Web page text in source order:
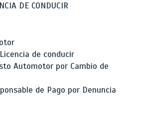
DE CONDUCIR
de conducir
Automotor por Cambio de
de Pago por Denuncia